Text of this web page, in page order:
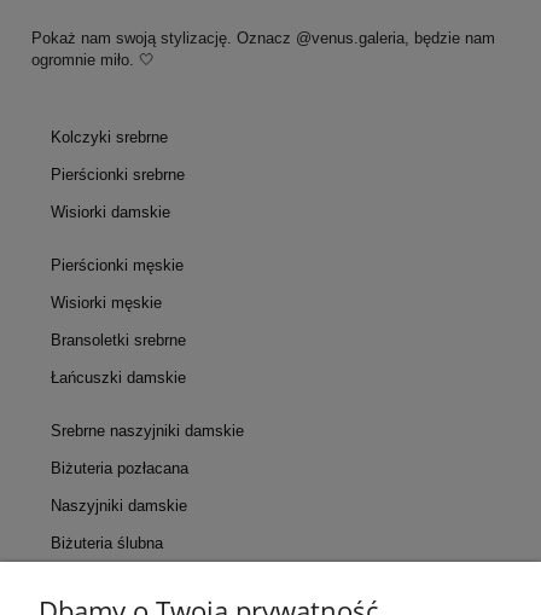
Pokaż nam swoją stylizację. Oznacz @venus.galeria, będzie nam
ogromnie miło. 🤍
Kolczyki srebrne
Pierścionki srebrne
Wisiorki damskie
Pierścionki męskie
Wisiorki męskie
Bransoletki srebrne
Łańcuszki damskie
Srebrne naszyjniki damskie
Biżuteria pozłacana
Naszyjniki damskie
Biżuteria ślubna